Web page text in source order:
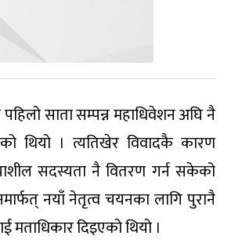
साता सम्पन्न महाधिवेशन अघि नै
थियो । त्यतिखेर विवादकै कारण
सदस्यता नै वितरण गर्न सकेको
नयाँ नेतृत्व चयनका लागि पुरानै
मताधिकार दिइएको थियो ।